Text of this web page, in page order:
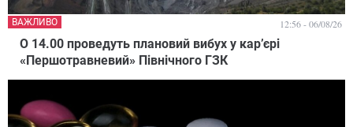
О 14.00 проведуть плановий вибух у кар’єрі
«Першотравневий» Північного ГЗК
ВАЖЛИВО 12:56 - 06/08/26